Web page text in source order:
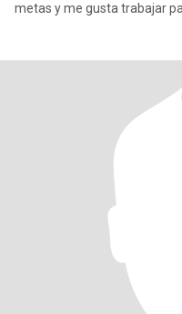
metas y me gusta trabajar